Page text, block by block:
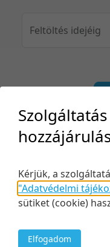
Feltöltés idejéig
2 tétel
20
5 tétel/
10
Kérjük, a
"Adatvédelmi
sütiket (cookie)
Elfogadom